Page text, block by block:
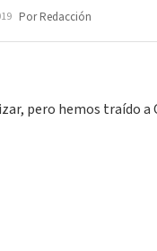
Por Redacción
pero hemos traído a